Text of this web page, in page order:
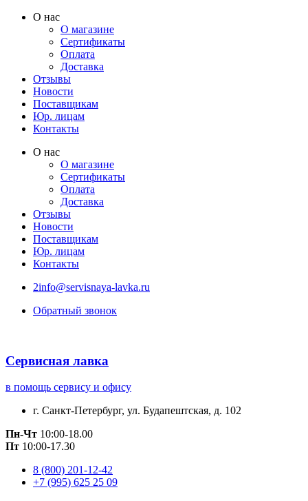
Перейти
содержимому
О нас
О магазине
Сертификаты
Оплата
Доставка
Отзывы
Новости
Поставщикам
Юр. лицам
Контакты
О нас
О магазине
Сертификаты
Оплата
Доставка
Отзывы
Новости
Поставщикам
Юр. лицам
Контакты
2info@servisnaya-lavka.ru
Обратный звонок
Сервисная лавка
в помощь сервису и офису
г. Санкт-Петербург, ул. Будапештская, д. 102
Пн-Чт 10:00-18.00
Пт 10:00-17.30
8 (800) 201-12-42
+7 (995) 625 25 09